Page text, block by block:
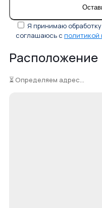
Я принимаю обработку
соглашаюсь с политикой
Расположение
⏳ Определяем адрес...